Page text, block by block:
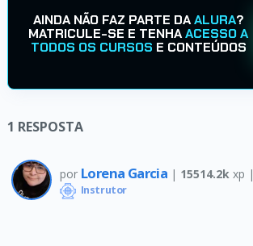
AINDA NÃO FAZ PARTE DAALURA?
MATRICULE-SE E TENHAACESSO A
TODOS OS CURSOS E CONTEÚDOS
1 RESPOSTA
por Lorena Garcia | 15514.2k xp |
Instrutor